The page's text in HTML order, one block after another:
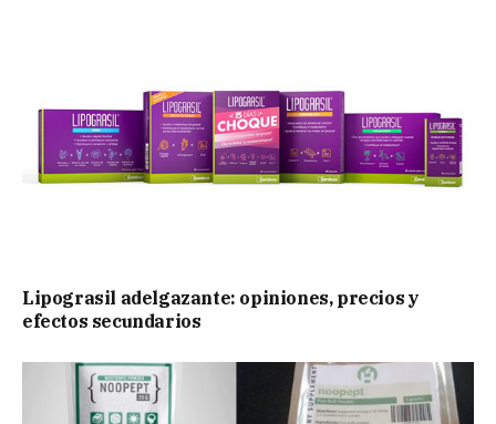
Lipograsil adelgazante: opiniones, precios y
efectos secundarios